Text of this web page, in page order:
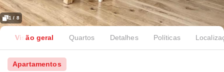
1 / 8
Visão geral Quartos Detalhes Políticas
Apartamentos